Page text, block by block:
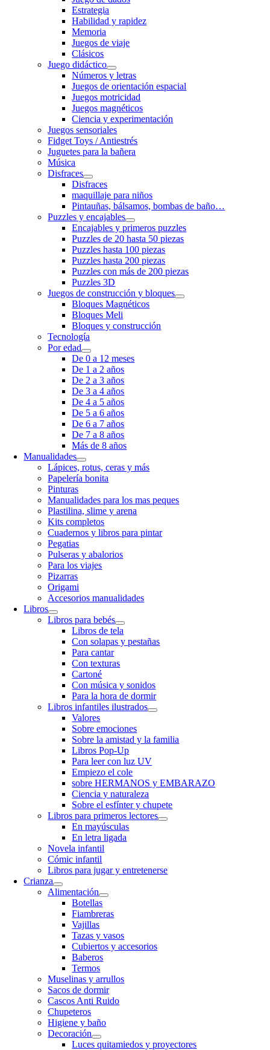
Estrategia
Habilidad y rapidez
Memoria
Juegos de viaje
Clásicos
Juego didáctico
Números y letras
Juegos de orientación espacial
Juegos motricidad
Juegos magnéticos
Ciencia y experimentación
Juegos sensoriales
Fidget Toys / Antiestrés
Juguetes para la bañera
Música
Disfraces
Disfraces
maquillaje para niños
Pintauñas, bálsamos, bombas de baño…
Puzzles y encajables
Encajables y primeros puzzles
Puzzles de 20 hasta 50 piezas
Puzzles hasta 100 piezas
Puzzles hasta 200 piezas
Puzzles con más de 200 piezas
Puzzles 3D
Juegos de construcción y bloques
Bloques Magnéticos
Bloques Meli
Bloques y construcción
Tecnología
Por edad
De 0 a 12 meses
De 1 a 2 años
De 2 a 3 años
De 3 a 4 años
De 4 a 5 años
De 5 a 6 años
De 6 a 7 años
De 7 a 8 años
Más de 8 años
Manualidades
Lápices, rotus, ceras y más
Papelería bonita
Pinturas
Manualidades para los mas peques
Plastilina, slime y arena
Kits completos
Cuadernos y libros para pintar
Pegatias
Pulseras y abalorios
Para los viajes
Pizarras
Origami
Accesorios manualidades
Libros
Libros para bebés
Libros de tela
Con solapas y pestañas
Para cantar
Con texturas
Cartoné
Con música y sonidos
Para la hora de dormir
Libros infantiles ilustrados
Valores
Sobre emociones
Sobre la amistad y la familia
Libros Pop-Up
Para leer con luz UV
Empiezo el cole
sobre HERMANOS y EMBARAZO
Ciencia y naturaleza
Sobre el esfínter y chupete
Libros para primeros lectores
En mayúsculas
En letra ligada
Novela infantil
Cómic infantil
Libros para jugar y entretenerse
Crianza
Alimentación
Botellas
Fiambreras
Vajillas
Tazas y vasos
Cubiertos y accesorios
Baberos
Termos
Muselinas y arrullos
Sacos de dormir
Cascos Anti Ruido
Chupeteros
Higiene y baño
Decoración
Luces quitamiedos y proyectores